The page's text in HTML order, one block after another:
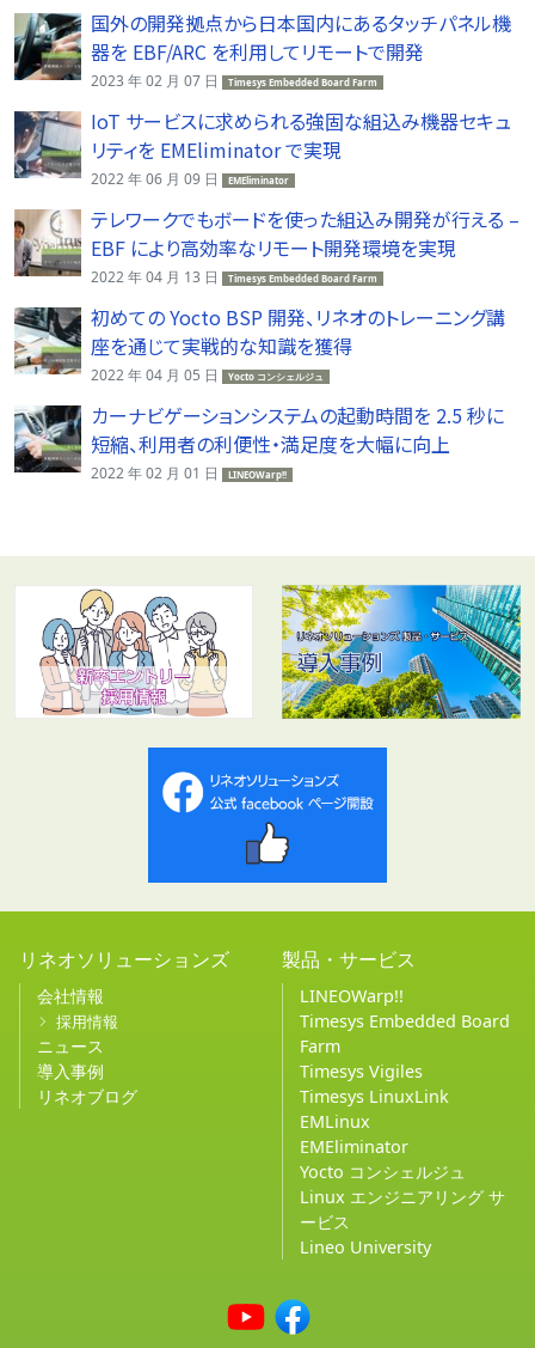
国外の開発拠点から日本国内にあるタッチパネル機
器を EBF/ARC を利用してリモートで開発
2023 年 02 月 07 日 Timesys Embedded Board Farm
IoT サービスに求められる強固な組込み機器セキュ
リティを EMEliminator で実現
2022 年 06 月 09 日 EMEliminator
テレワークでもボードを使った組込み開発が行える –
EBF により高効率なリモート開発環境を実現
2022 年 04 月 13 日 Timesys Embedded Board Farm
初めての Yocto BSP 開発、リネオのトレーニング講
座を通じて実戦的な知識を獲得
2022 年 04 月 05 日 Yocto コンシェルジュ
カーナビゲーションシステムの起動時間を 2.5 秒に
短縮、利用者の利便性・満足度を大幅に向上
2022 年 02 月 01 日 LINEOWarp!!
リネオソリューションズ
会社情報
採用情報
ニュース
導入事例
リネオブログ
製品・サービス
LINEOWarp!!
Timesys Embedded Board
Farm
Timesys Vigiles
Timesys LinuxLink
EMLinux
EMEliminator
Yocto コンシェルジュ
Linux エンジニアリング サ
ービス
Lineo University